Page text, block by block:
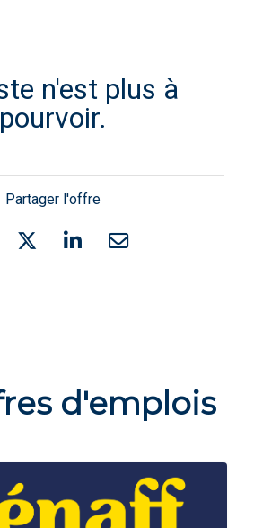
n'est plus à
pourvoir.
Partager l'offre
d'emplois